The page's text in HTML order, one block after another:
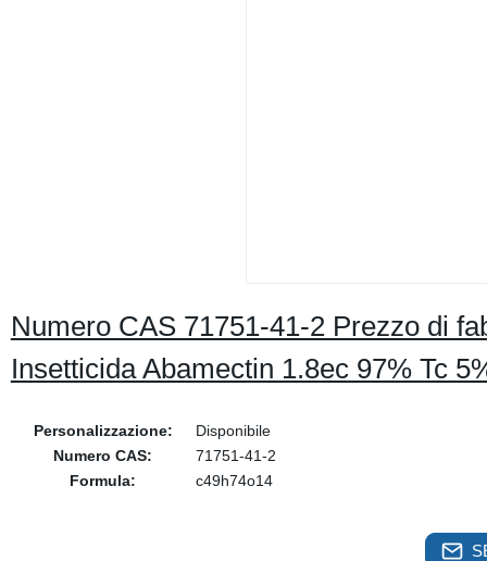
Numero CAS 71751-41-2 Prezzo di
Insetticida Abamectin 1.8ec 97% Tc
Personalizzazione:
Disponibile
Numero CAS:
71751-41-2
Formula:
c49h74o14